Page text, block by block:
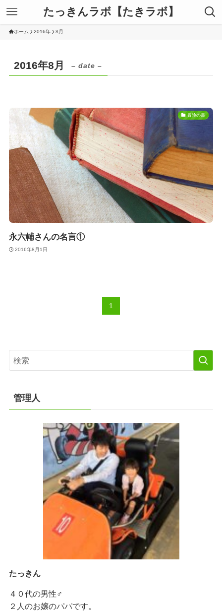
たっきんラボ【たきラボ】
ホーム 2016年 8月
2016年8月 – date –
冒険の書
永六輔さんの名言①
2016年8月1日
1
管理人
たっきん
４０代の男性♂
２人のお嬢のパパです。